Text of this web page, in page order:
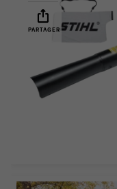
PARTAGER